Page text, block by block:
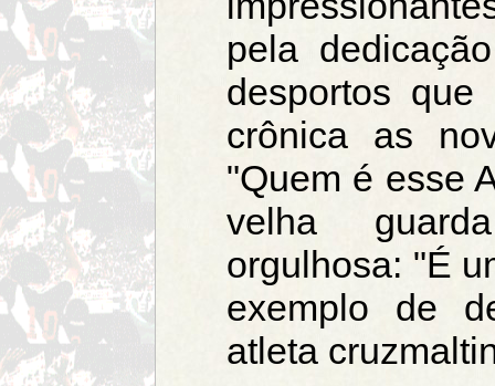
pela
desportos
crônica as
"Quem é esse
velha
orgulhosa: "É
exemplo de
atleta